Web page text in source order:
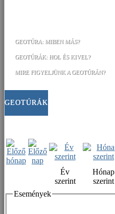
GEOTÚRÁK
GEOTÚRA: MIBEN MÁS?
GEOTÚRÁK: HOL ÉS KIVEL?
MIRE FIGYELJÜNK A GEOTÚRÁN?
Év
szerint
Hónap
szerint
Események